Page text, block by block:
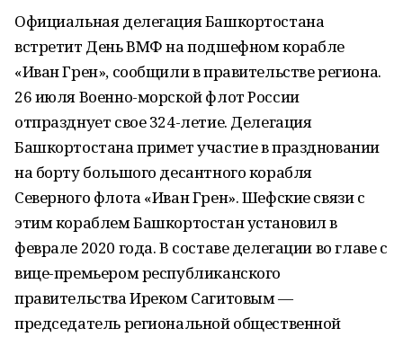
Официальная делегация Башкортостана
встретит День ВМФ на подшефном корабле
«Иван Грен», сообщили в правительстве региона.
26 июля Военно-морской флот России
отпразднует свое 324-летие. Делегация
Башкортостана примет участие в праздновании
на борту большого десантного корабля
Северного флота «Иван Грен». Шефские связи с
этим кораблем Башкортостан установил в
феврале 2020 года. В составе делегации во главе с
вице-премьером республиканского
правительства Иреком Сагитовым —
председатель региональной общественной